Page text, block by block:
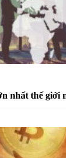
nhất thế giới